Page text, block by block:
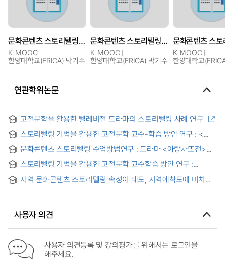
문화콘텐츠 스토리텔링 분석
K-MOOC
한양대학교(ERICA) 박기수
문화콘텐츠 스토리텔링 분석
K-MOOC
한양대학교(ERICA) 박기수
K-MOOC
한양대학교
연관학위논문
고전문학을 활용한 텔레비전 드라마의 스토리텔링 사례 연구
스토리텔링 기법을 활용한 고전문학 교수-학습 방안 연구 : <
홍길동전>을 중심으로
문화콘텐츠 스토리텔링 수업방법연구 : 드라마 <아랑사또전>을
중심으로 = A study on method of culture contents
storytelling teaching : focusing on drama <Arang
Magistrate Tale>
스토리텔링 기법을 활용한 고전문학 교수학습 방안 연구 :
〈춘향전〉을 중심으로
지역 문화콘텐츠 스토리텔링 속성이 태도, 지역애착도에 미치는
Effects of Storytelling Attributes of Regional Cultural
the Mediating Effect of Involvement
사용자 의견
사용자 의견등록 및 강의평가를 위해서는 로그인을
해주세요.